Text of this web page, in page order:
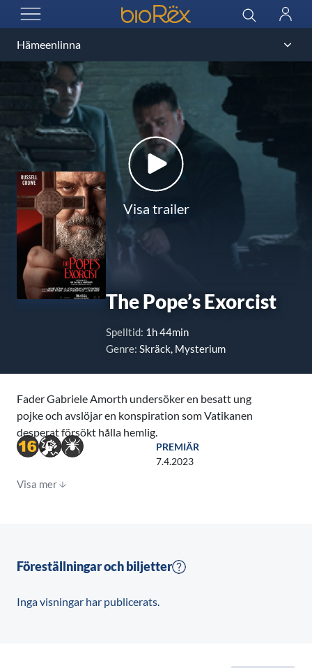
ÖPPNA MENYN
BioRex Cinemas Sök
Logga
Visa trailer
The Pope’s Exorcist
Spelltid: 1h 44min
Genre: Skräck, Mysterium
Fader Gabriele Amorth undersöker en besatt ung
pojke och avslöjar en konspiration som Vatikanen
desperat försökt hålla hemlig.
PREMIÄR
7.4.2023
Visa mer
Föreställningar och biljetter
Inga visningar har publicerats.